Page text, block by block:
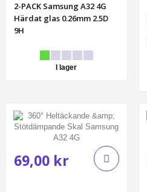
2-PACK Samsung A32 4G
Härdat glas 0.26mm 2.5D
9H
I lager
69,00 kr